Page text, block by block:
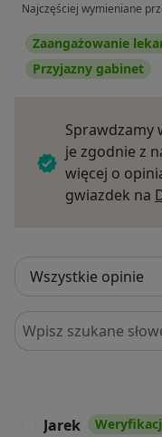
Najczęściej wymieniane
Zaangażowanie
Przyjazny gabinet
Sprawdzamy
je zgodnie z
więcej o
gwiazdek na
Szukaj w opiniach
Jarek